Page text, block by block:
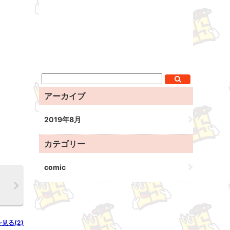
見る(2)
アーカイブ
2019年8月
カテゴリー
comic